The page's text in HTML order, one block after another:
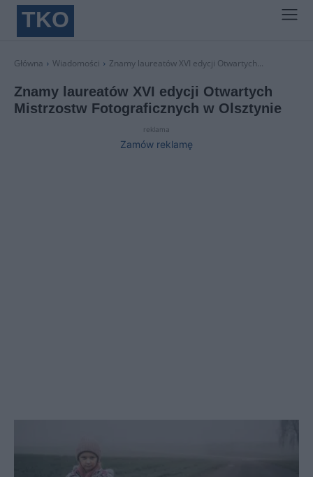
TKO
Główna Wiadomości Znamy laureatów XVI edycji Otwartych...
Znamy laureatów XVI edycji Otwartych
Mistrzostw Fotograficznych w Olsztynie
reklama
Zamów reklamę